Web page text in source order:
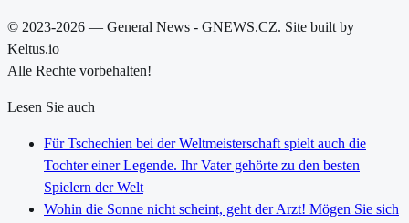
© 2023-2026 — General News - GNEWS.CZ. Site built by
Keltus.io
Alle Rechte vorbehalten!
Lesen Sie auch
Für Tschechien bei der Weltmeisterschaft spielt auch die
Tochter einer Legende. Ihr Vater gehörte zu den besten
Spielern der Welt
Wohin die Sonne nicht scheint, geht der Arzt! Mögen Sie sich